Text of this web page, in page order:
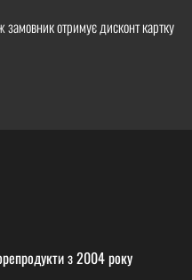
отримує дисконт картку
з 2004 року